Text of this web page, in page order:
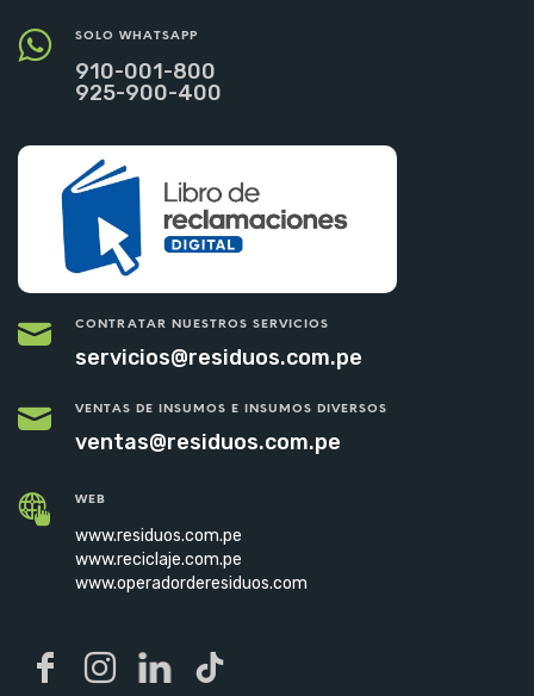
SOLO WHATSAPP
910-001-800
925-900-400
CONTRATAR NUESTROS SERVICIOS
servicios@residuos.com.pe
VENTAS DE INSUMOS E INSUMOS DIVERSOS
ventas@residuos.com.pe
WEB
www.residuos.com.pe
www.reciclaje.com.pe
www.operadorderesiduos.com